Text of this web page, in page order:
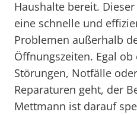
Haushalte bereit.
eine schnelle und
Problemen außerhalb
Öffnungszeiten. Egal
Störungen, Notfälle
Reparaturen geht, der
Mettmann ist darauf